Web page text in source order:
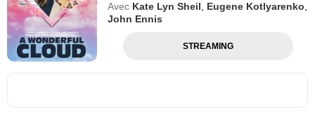
Avec Kate Lyn Sheil Eugene Kotlyarenko
John Ennis
STREAMING